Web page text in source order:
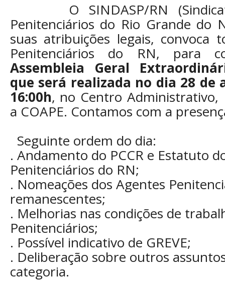
O SINDASP/RN
Penitenciários do Rio Grande do
suas atribuições legais, convoca
Penitenciários do RN, para
Assembleia Geral
que será realizada no dia 28 de
16:00h, no Centro
a COAPE. Contamos com a
Seguinte ordem do dia:
. Andamento do PCCR e Estatuto
Penitenciários do RN;
. Nomeações dos Agentes
remanescentes;
. Melhorias nas condições de
Penitenciários;
. Possível indicativo de GREVE;
. Deliberação sobre outros
categoria.